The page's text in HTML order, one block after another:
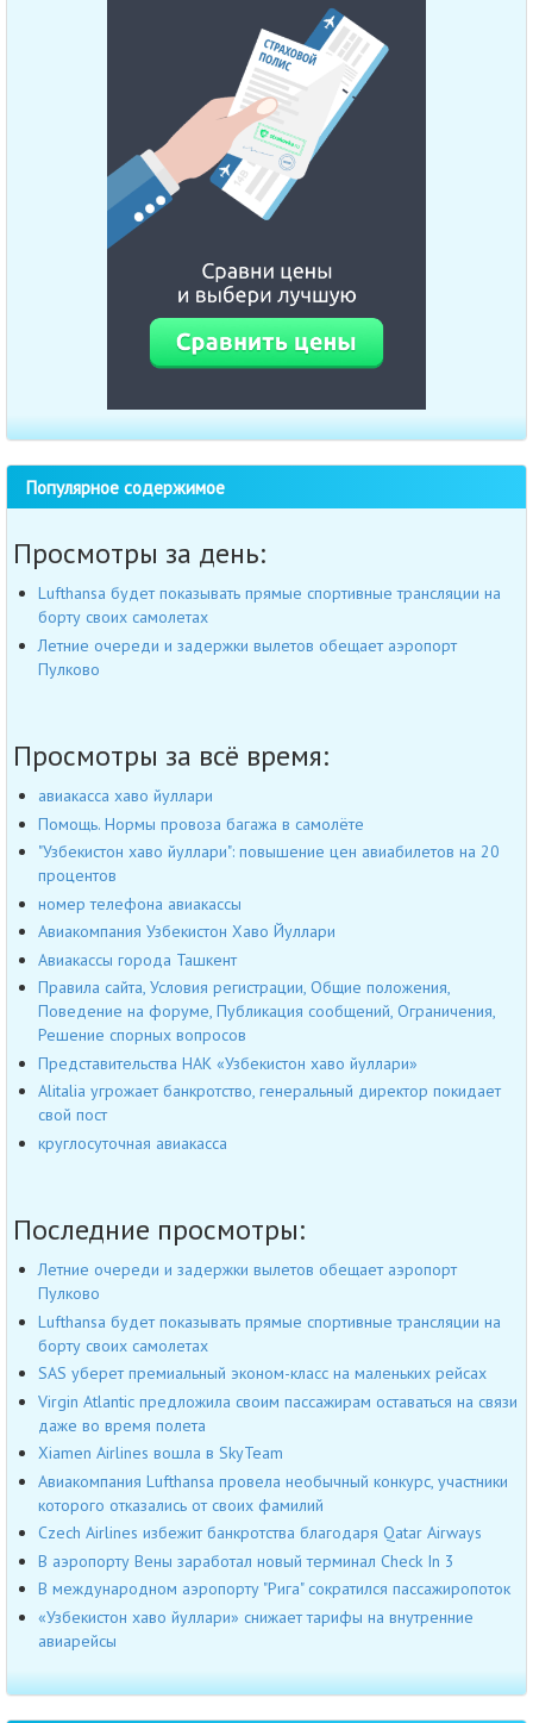
Популярное содержимое
Просмотры за день:
Lufthansa будет показывать прямые спортивные трансляции на
борту своих самолетах
Летние очереди и задержки вылетов обещает аэропорт
Пулково
Просмотры за всё время:
авиакасса хаво йуллари
Помощь. Нормы провоза багажа в самолёте
"Узбекистон хаво йуллари": повышение цен авиабилетов на 20
процентов
номер телефона авиакассы
Авиакомпания Узбекистон Хаво Йуллари
Авиакассы города Ташкент
Правила сайта, Условия регистрации, Общие положения,
Поведение на форуме, Публикация сообщений, Ограничения,
Решение спорных вопросов
Представительства НАК «Узбекистон хаво йуллари»
Alitalia угрожает банкротство, генеральный директор покидает
свой пост
круглосуточная авиакасса
Последние просмотры:
Летние очереди и задержки вылетов обещает аэропорт
Пулково
Lufthansa будет показывать прямые спортивные трансляции на
борту своих самолетах
SAS уберет премиальный эконом-класс на маленьких рейсах
Virgin Atlantic предложила своим пассажирам оставаться на связи
даже во время полета
Xiamen Airlines вошла в SkyTeam
Авиакомпания Lufthansa провела необычный конкурс, участники
которого отказались от своих фамилий
Czech Airlines избежит банкротства благодаря Qatar Airways
В аэропорту Вены заработал новый терминал Check In 3
В международном аэропорту "Рига" сократился пассажиропоток
«Узбекистон хаво йуллари» снижает тарифы на внутренние
авиарейсы